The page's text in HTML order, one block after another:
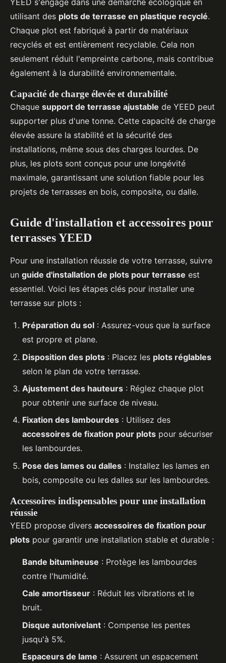
YEED s'engage dans une démarche écologique en
utilisant des plots de terrasse en plastique recyclé.
Chaque plot est fabriqué à partir de matériaux
recyclés et est entièrement recyclable. Cela non
seulement réduit l'empreinte carbone, mais contribue
également à la durabilité environnementale.
Capacité de charge élevée et durabilité
Chaque support de terrasse ajustable de YEED peut
supporter plus d'une tonne. Cette capacité de charge
élevée assure la stabilité et la sécurité des
installations, même sous des charges lourdes. De
plus, les plots sont conçus pour une longévité
maximale, garantissant une solution fiable pour les
projets de terrasses en bois, composite, ou dalle.
Guide d'installation et accessoires pour
terrasses YEED
Pour une installation réussie de votre terrasse, suivre
un guide d'installation de plots pour terrasse est
essentiel. Voici les étapes clés pour installer une
terrasse sur plots :
Préparation du sol : Assurez-vous que la surface
est propre et plane.
Disposition des plots : Placez les plots réglables
selon le plan de votre terrasse.
Ajustement des hauteurs : Réglez chaque plot
pour obtenir une surface de niveau.
Fixation des lambourdes : Utilisez des
accessoires de fixation pour plots pour sécuriser
les lambourdes.
Pose des lames ou dalles : Installez les lames en
bois, composite ou les dalles sur les lambourdes.
Accessoires indispensables pour une installation
réussie
YEED propose divers accessoires de fixation pour
plots pour garantir une installation stable et durable :
Bande bitumineuse : Protège les lambourdes
contre l'humidité.
Cale amortisseur : Réduit les vibrations et le
bruit.
Disque autonivelant : Compense les pentes
jusqu'à 5%.
Espaceurs de lame : Assurent un espacement